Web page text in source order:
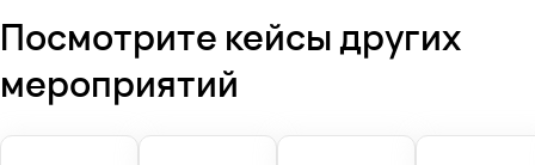
Посмотрите кейсы других
мероприятий